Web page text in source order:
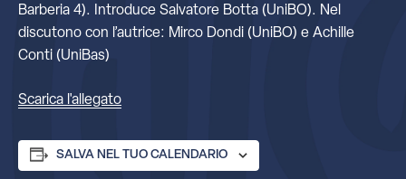
Barberia 4). Introduce Salvatore Botta (UniBO). Nel
discutono con l’autrice: Mirco Dondi (UniBO) e Achille
Conti (UniBas)
Scarica l'allegato
SALVA NEL TUO CALENDARIO